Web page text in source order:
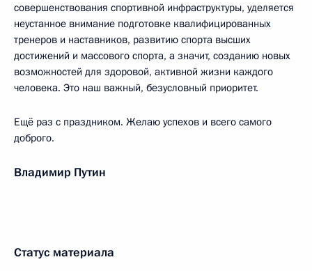
совершенствования спортивной инфраструктуры, уделяется
неустанное внимание подготовке квалифицированных
тренеров и наставников, развитию спорта высших
достижений и массового спорта, а значит, созданию новых
возможностей для здоровой, активной жизни каждого
человека. Это наш важный, безусловный приоритет.
Ещё раз с праздником. Желаю успехов и всего самого
доброго.
Владимир Путин
Статус материала